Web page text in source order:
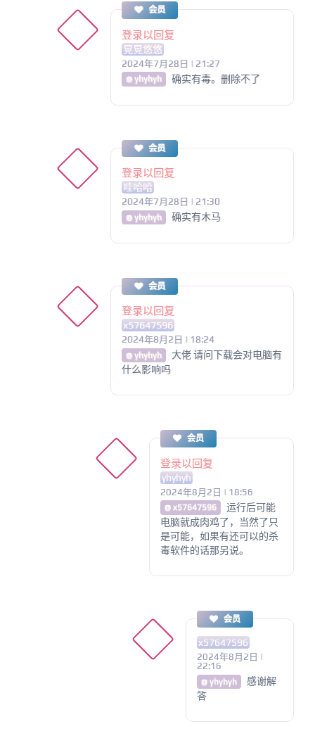
会员
登录以回复
晃晃悠悠
2024年7月28日 | 21:27
@ yhyhyh 确实有毒。删除不了
会员
登录以回复
哇哈哈
2024年7月28日 | 21:30
@ yhyhyh 确实有木马
会员
登录以回复
x57647596
2024年8月2日 | 18:24
@ yhyhyh
大佬 请问下载会对电脑有
什么影响吗
会员
登录以回复
yhyhyh
2024年8月2日 | 18:56
@ x57647596
运行后可能
电脑就成肉鸡了，当然了只
是可能，如果有还可以的杀
毒软件的话那另说。
会员
x57647596
2024年8月2日 |
22:16
@ yhyhyh
感谢解
答